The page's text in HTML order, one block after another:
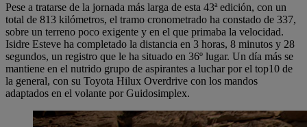
Pese a tratarse de la jornada más larga de esta 43ª edición, con un
total de 813 kilómetros, el tramo cronometrado ha constado de 337,
sobre un terreno poco exigente y en el que primaba la velocidad.
Isidre Esteve ha completado la distancia en 3 horas, 8 minutos y 28
segundos, un registro que le ha situado en 36º lugar. Un día más se
mantiene en el nutrido grupo de aspirantes a luchar por el top10 de
la general, con su Toyota Hilux Overdrive con los mandos
adaptados en el volante por Guidosimplex.